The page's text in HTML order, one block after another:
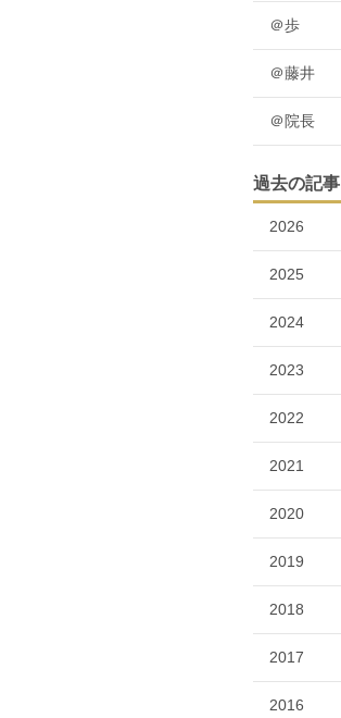
＠歩
＠藤井
＠院長
過去の記事
2026
2025
2024
2023
2022
2021
2020
2019
2018
2017
2016